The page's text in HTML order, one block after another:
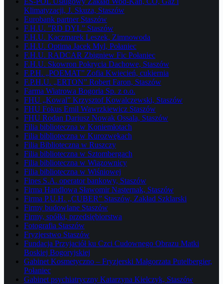
Klimatyzacji, J. Skuza, Staszów
Eurobank partner Staszów
F.H.U. ”RD DYL” Staszów
F.H.U. Kaczmarek Leszek, Zimnowoda
F.H.U. Optima Jacek Myl, Połaniec
F.H.U. RADCAR Zbigniew Fic Połaniec
F.H.U. Skowron Pokrycia Dachowe, Staszów
F.P.H. „POEMAT” Zofia Kwiecień, cukiernia
F.P.H.U. „ERTON” Robert Faron, Staszów
Farma Wiatrowa Bogoria Sp. z o.o.
FHU „Kowal” Krzysztof Kowalczewski, Staszów
FHU Fokus Emil Wawrzkiewicz Staszów
FHU Rodan Dariusz Nowak Ossala, Staszów
Filia biblioteczna w Koniemłotach
Filia biblioteczna w Kurozwękach
Filia Biblioteczna w Ruszczy
Filia biblioteczna w Sztombergach
Filia biblioteczna w Wiązownicy
Filia biblioteczna w Wiśniowej
Fines S.A. operator bankowy, Staszów
Firma Handlowa Sławomir Nasternak, Staszów
Firma P.U.H. „CUBER” Staszów, Zakład Szklarski
Firmy budowlane Staszów
Firmy, spółki, przedsiębiorstwa
Fotografia Staszów
Fryzjerstwo Staszów
Fundacja Przyjaciół ku Czci Cudownego Obrazu Matki
Boskiej Bogoryjskiej
Gabinet Kosmetyczno – Fryzjerski Małgorzata Putelbergier,
Połaniec
Gabinet psychiatryczny Katarzyna Kielczyk, Staszów